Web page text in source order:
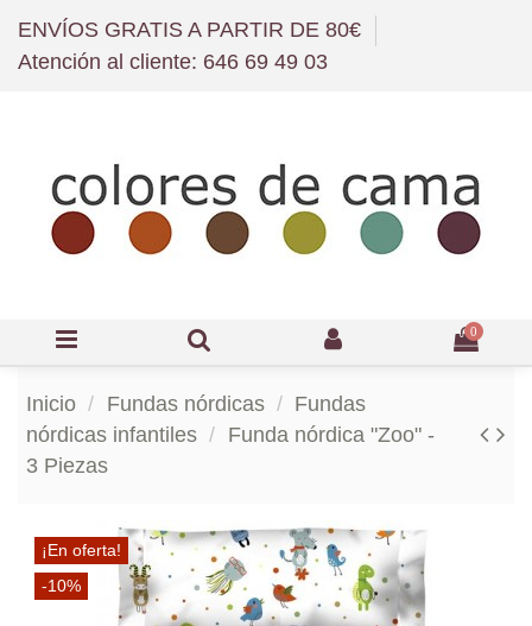
ENVÍOS GRATIS A PARTIR DE 80€
Atención al cliente: 646 69 49 03
0
Inicio Fundas nórdicas
Fundas
nórdicas infantiles
Funda nórdica "Zoo" -
3 Piezas
¡En oferta!
-10%